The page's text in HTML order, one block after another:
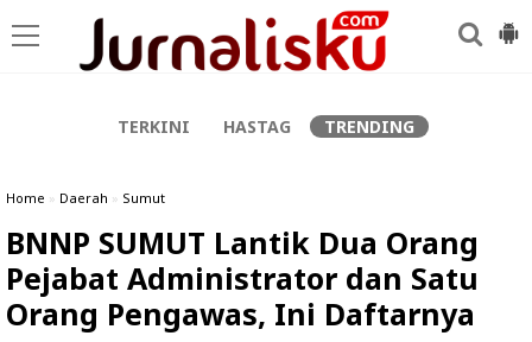
TERKINI HASTAG TRENDING
Home » Daerah » Sumut
BNNP SUMUT Lantik Dua Orang
Pejabat Administrator dan Satu
Orang Pengawas, Ini Daftarnya